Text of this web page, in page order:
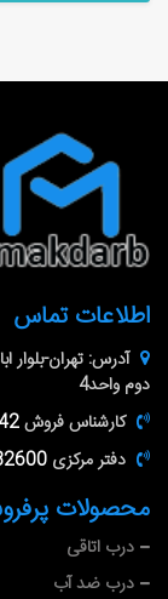
محصولات
درب اتاقی
درب ضد آب
اطلاعات تماس
آدرس: تهران-بلوار
دوم واحد4
کارشناس فروش
دفتر مرکزی